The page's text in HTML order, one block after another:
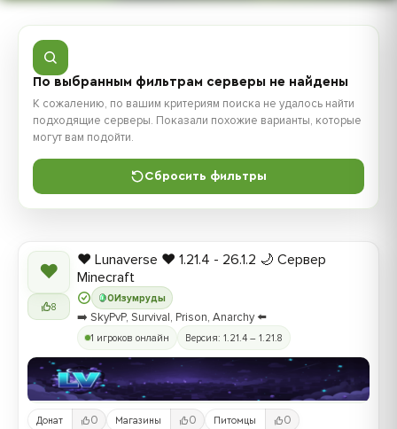
По выбранным фильтрам серверы не найдены
К сожалению, по вашим критериям поиска не удалось найти
подходящие серверы. Показали похожие варианты, которые
могут вам подойти.
Сбросить фильтры
❤
8
0Изумруды
❤️ Lunaverse ❤️ 1.21.4 - 26.1.2 🌙 Сервер
Minecraft
➡️ SkyPvP, Survival, Prison, Anarchy ⬅️
1 игроков онлайн Версия: 1.21.4 – 1.21.8
Донат 0 Магазины 0 Питомцы 0